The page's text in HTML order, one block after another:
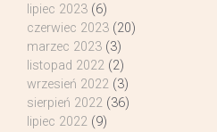
lipiec 2023 (6)
czerwiec 2023 (20)
marzec 2023 (3)
listopad 2022 (2)
wrzesień 2022 (3)
sierpień 2022 (36)
lipiec 2022 (9)